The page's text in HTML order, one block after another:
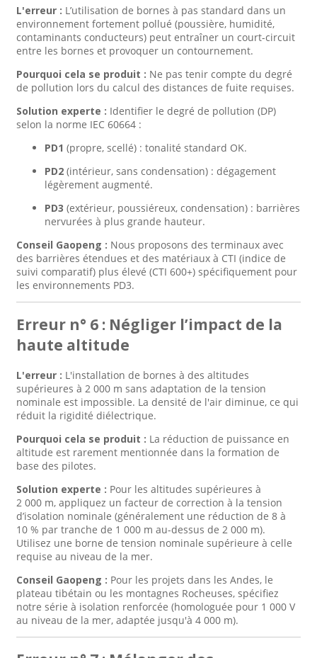
L'erreur : L’utilisation de bornes à pas standard dans un
environnement fortement pollué (poussière, humidité,
contaminants conducteurs) peut entraîner un court-circuit
entre les bornes et provoquer un contournement.
Pourquoi cela se produit : Ne pas tenir compte du degré
de pollution lors du calcul des distances de fuite requises.
Solution experte : Identifier le degré de pollution (DP)
selon la norme IEC 60664 :
PD1 (propre, scellé) : tonalité standard OK.
PD2 (intérieur, sans condensation) : dégagement
légèrement augmenté.
PD3 (extérieur, poussiéreux, condensation) : barrières
nervurées à plus grande hauteur.
Conseil Gaopeng : Nous proposons des terminaux avec
des barrières étendues et des matériaux à CTI (indice de
suivi comparatif) plus élevé (CTI 600+) spécifiquement pour
les environnements PD3.
Erreur n° 6 : Négliger l’impact de la
haute altitude
L'erreur : L'installation de bornes à des altitudes
supérieures à 2 000 m sans adaptation de la tension
nominale est impossible. La densité de l'air diminue, ce qui
réduit la rigidité diélectrique.
Pourquoi cela se produit : La réduction de puissance en
altitude est rarement mentionnée dans la formation de
base des pilotes.
Solution experte : Pour les altitudes supérieures à
2 000 m, appliquez un facteur de correction à la tension
d’isolation nominale (généralement une réduction de 8 à
10 % par tranche de 1 000 m au-dessus de 2 000 m).
Utilisez une borne de tension nominale supérieure à celle
requise au niveau de la mer.
Conseil Gaopeng : Pour les projets dans les Andes, le
plateau tibétain ou les montagnes Rocheuses, spécifiez
notre série à isolation renforcée (homologuée pour 1 000 V
au niveau de la mer, adaptée jusqu'à 4 000 m).